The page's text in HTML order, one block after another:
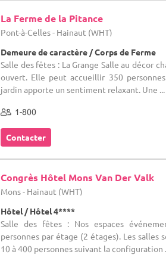
La Ferme de la Pitance
Pont-à-Celles - Hainaut (WHT)
Demeure de caractère / Corps de Ferme
Salle des fêtes : La Grange Salle au décor
ouvert. Elle peut accueillir 350
jardin apporte un sentiment relaxant. Une ...
1-800
Contacter
Congrès Hôtel Mons Van Der Valk
Mons - Hainaut (WHT)
Hôtel / Hôtel 4****
Salle des fêtes : Nos espaces
personnes par étage (2 étages). Les salles
10 à 400 personnes suivant la configuration